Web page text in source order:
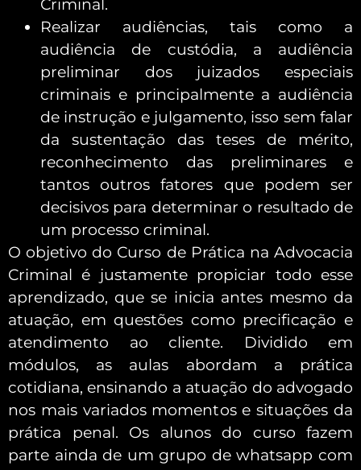
Criminal.
Realizar audiências, tais como a
audiência de custódia, a audiência
preliminar dos juizados especiais
criminais e principalmente a audiência
de instrução e julgamento, isso sem falar
da sustentação das teses de mérito,
reconhecimento das preliminares e
tantos outros fatores que podem ser
decisivos para determinar o resultado de
um processo criminal.
O objetivo do Curso de Prática na Advocacia
Criminal é justamente propiciar todo esse
aprendizado, que se inicia antes mesmo da
atuação, em questões como precificação e
atendimento ao cliente. Dividido em
módulos, as aulas abordam a prática
cotidiana, ensinando a atuação do advogado
nos mais variados momentos e situações da
prática penal. Os alunos do curso fazem
parte ainda de um grupo de whatsapp com